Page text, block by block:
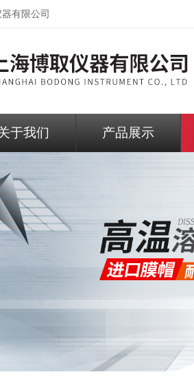
有限公司
于我们 产品展示